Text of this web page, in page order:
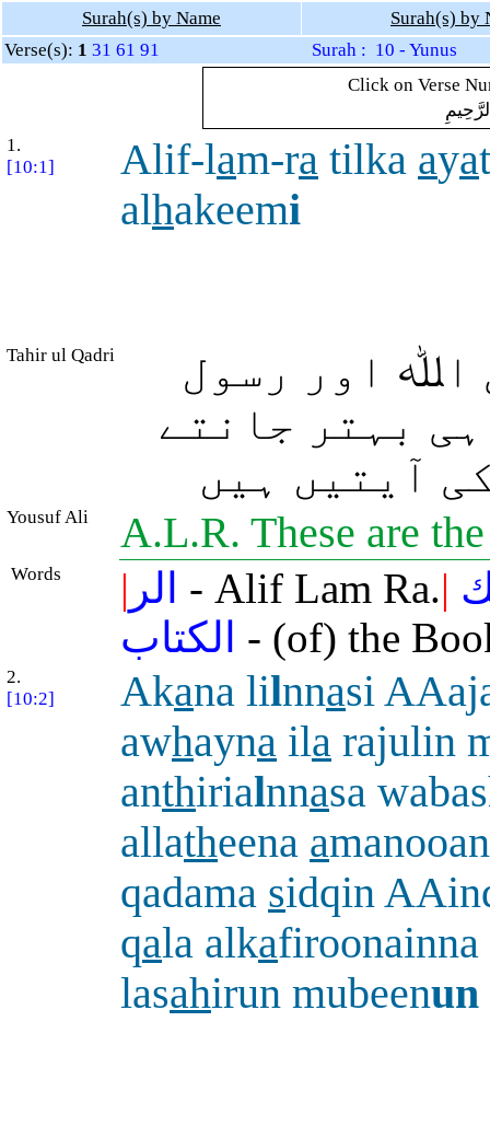
Surah(s) by Name
Surah(s) by
Verse(s): 1 31 61 91
Surah : 10 - Yunus
Click on Verse
1.
[10:1]
Alif-lam-ra tilka aya
alhakeemi
Tahir ul Qadri
اﷲ اور رسول
بہتر جانتے
آیتیں ہیں
Yousuf Ali A.L.R. These are
Words | الر - Alif Lam Ra.|
الكتاب - (of) the
2.
[10:2]
Akana lilnnasi
awhayna ila rajulin
anthirialnnasa
allatheena a
qadama sidqin
qala alkafiroonainna
lasahirun mubeenun